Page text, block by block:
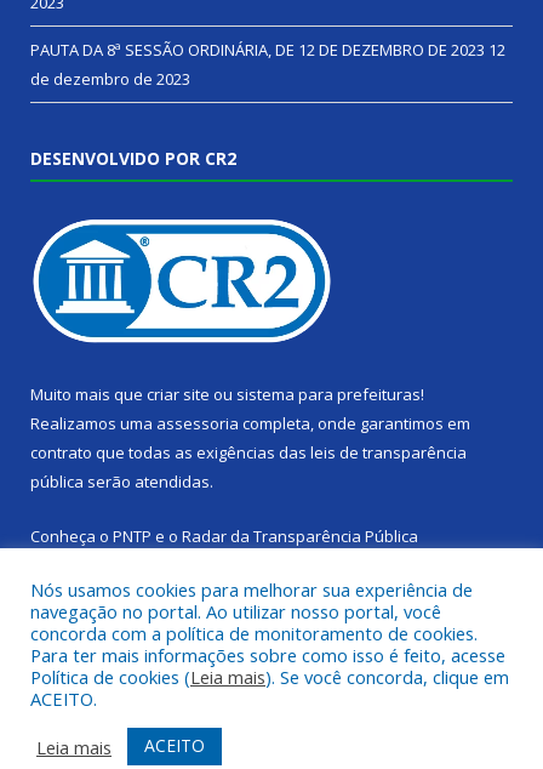
PAUTA DA 8ª SESSÃO ORDINÁRIA, DE 12 DE DEZEMBRO DE 2023 12
de dezembro de 2023
DESENVOLVIDO POR CR2
Muito mais que criar site ou sistema para prefeituras!
Realizamos uma assessoria completa, onde garantimos em
contrato que todas as exigências das leis de transparência
pública serão atendidas.
Conheça o PNTP e o Radar da Transparência Pública
Todos os direitos reservados a Câmara Municipal de Cachoeira
do Piriá.
Mapa do Site
Acessar Área Administrativa
Nós usamos cookies para melhorar sua experiência de
navegação no portal. Ao utilizar nosso portal, você
concorda com a política de monitoramento de cookies.
Para ter mais informações sobre como isso é feito, acesse
Política de cookies (Leia mais). Se você concorda, clique em
ACEITO.
Leia mais
ACEITO